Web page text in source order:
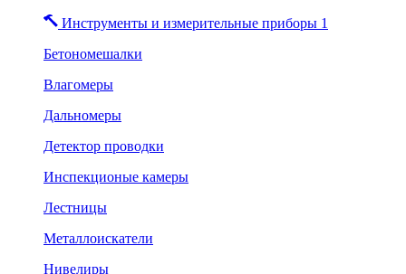
Инструменты и измерительные приборы 1
Бетономешалки
Влагомеры
Дальномеры
Детектор проводки
Инспекционые камеры
Лестницы
Металлоискатели
Нивелиры